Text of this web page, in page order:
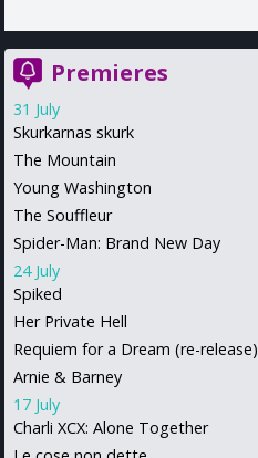
Premieres
31 July
Skurkarnas skurk
The Mountain
Young Washington
The Souffleur
Spider-Man: Brand New Day
24 July
Spiked
Her Private Hell
Requiem for a Dream (re-release)
Arnie & Barney
17 July
Charli XCX: Alone Together